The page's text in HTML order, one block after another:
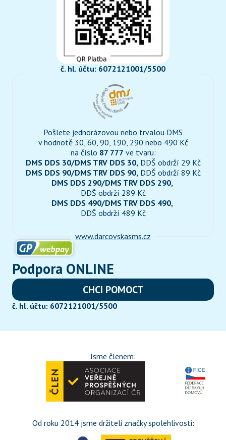
č. hl. účtu: 6072121001/5500
Pošlete jednorázovou nebo trvalou DMS
v hodnotě 30, 60, 90, 190, 290 nebo 490 Kč
na číslo 87 777
DMS DDS 30/DMS TRV DDS 30,
DDŠ obdrží 29 Kč
DMS DDS 90/DMS TRV DDS 90,
DDŠ obdrží 89 Kč
DMS DDS 290/DMS TRV DDS 290,
DDŠ obdrží 289 Kč
DMS DDS 490/DMS TRV DDS 490,
DDŠ obdrží 489 Kč
www.darcovskasms.cz
Podpora ONLINE
CHCI POMOCT
č. hl. účtu: 6072121001/5500
Jsme členem:
Od roku 2014 jsme držiteli značky spolehlivosti: